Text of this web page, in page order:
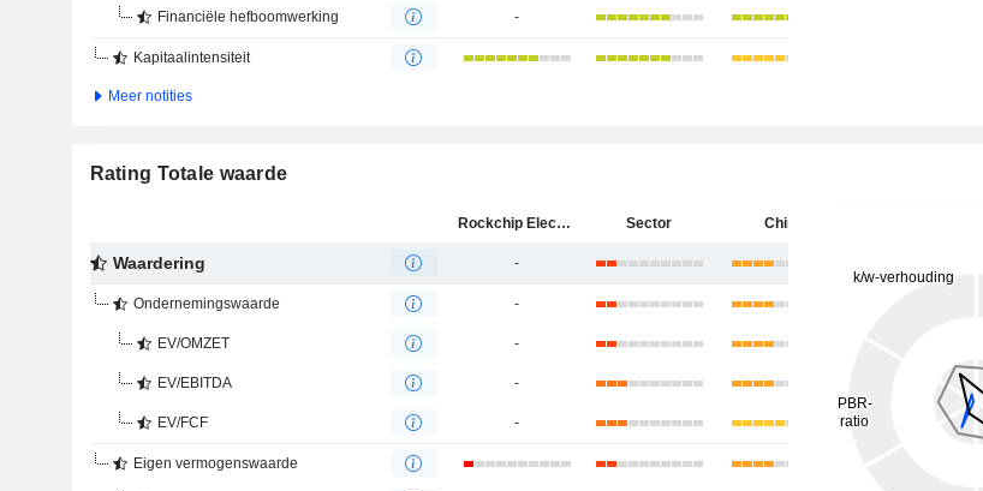
Financiële hefboomwerking -
Kapitaalintensiteit
Meer notities
Rating Totale waarde
Rockchip Electronics Co., Ltd. Sector China
Waardering -
Ondernemingswaarde -
EV/OMZET -
EV/EBITDA -
EV/FCF -
Eigen vermogenswaarde